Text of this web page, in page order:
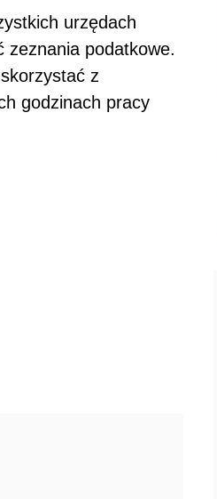
urzędach
zeznania podatkowe.
z
godzinach pracy